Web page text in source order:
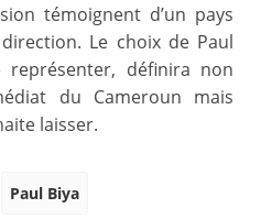
témoignent d’un pays
Le choix de Paul
représenter, définira non
du Cameroun mais
laisser.
Paul Biya